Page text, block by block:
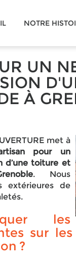
NOTRE
UN
À
met à
pour un
d’une toiture et
. Nous
extérieures de
les
sur
?